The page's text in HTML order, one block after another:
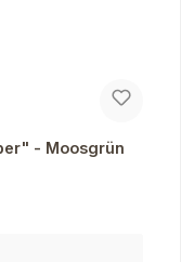
- Moosgrün